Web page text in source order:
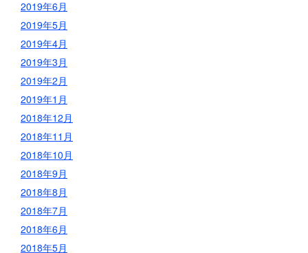
2019年6月
2019年5月
2019年4月
2019年3月
2019年2月
2019年1月
2018年12月
2018年11月
2018年10月
2018年9月
2018年8月
2018年7月
2018年6月
2018年5月